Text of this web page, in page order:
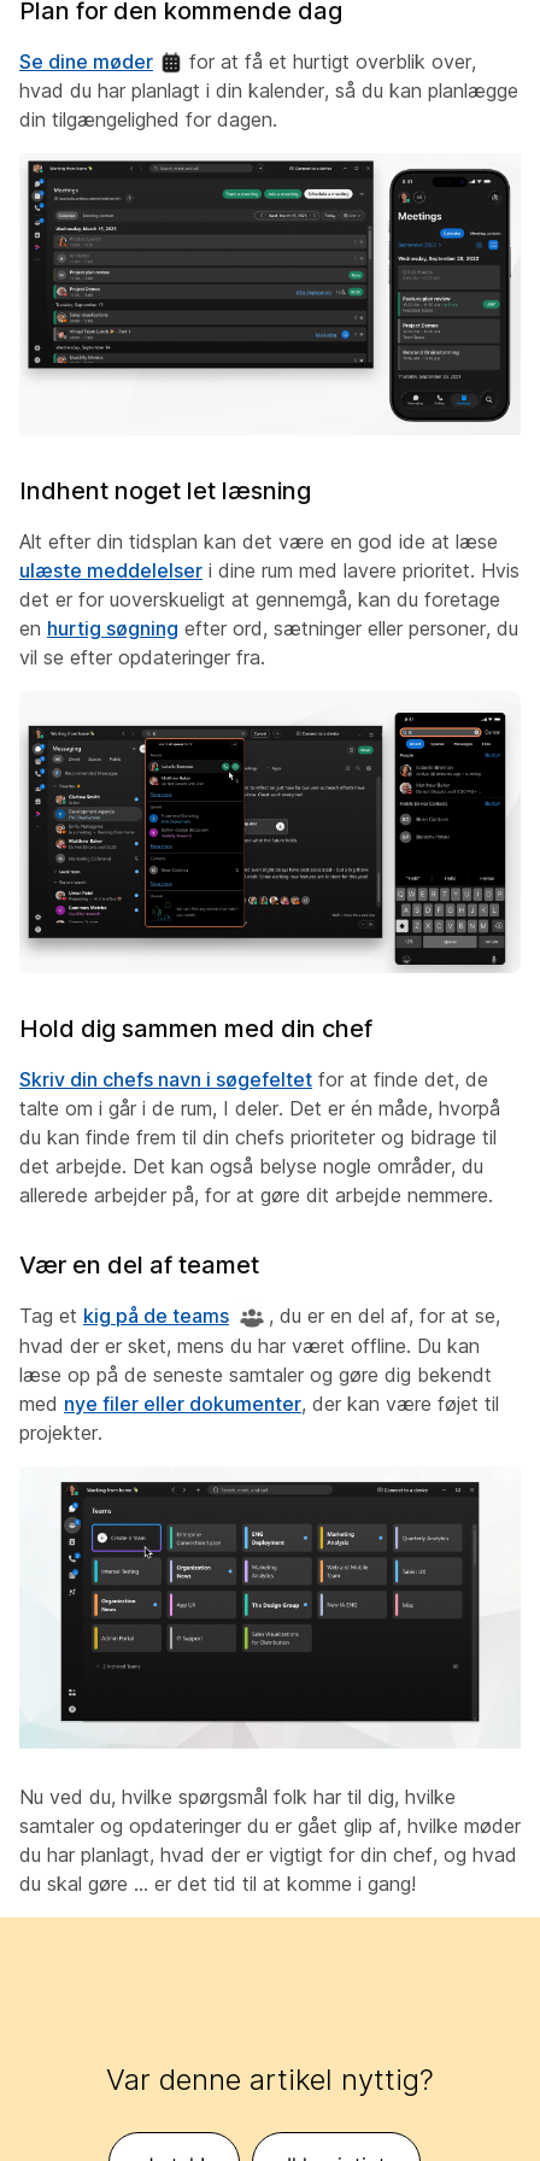
Plan for den kommende dag
Se dine møder
for at få et hurtigt overblik over,
hvad du har planlagt i din kalender, så du kan planlægge
din tilgængelighed for dagen.
Indhent noget let læsning
Alt efter din tidsplan kan det være en god ide at læse
ulæste meddelelser i dine rum med lavere prioritet. Hvis
det er for uoverskueligt at gennemgå, kan du foretage
en hurtig søgning efter ord, sætninger eller personer, du
vil se efter opdateringer fra.
Hold dig sammen med din chef
Skriv din chefs navn i søgefeltet for at finde det, de
talte om i går i de rum, I deler. Det er én måde, hvorpå
du kan finde frem til din chefs prioriteter og bidrage til
det arbejde. Det kan også belyse nogle områder, du
allerede arbejder på, for at gøre dit arbejde nemmere.
Vær en del af teamet
Tag et kig på de teams
, du er en del af, for at se,
hvad der er sket, mens du har været offline. Du kan
læse op på de seneste samtaler og gøre dig bekendt
med nye filer eller dokumenter, der kan være føjet til
projekter.
Nu ved du, hvilke spørgsmål folk har til dig, hvilke
samtaler og opdateringer du er gået glip af, hvilke møder
du har planlagt, hvad der er vigtigt for din chef, og hvad
du skal gøre ... er det tid til at komme i gang!
Var denne artikel nyttig?